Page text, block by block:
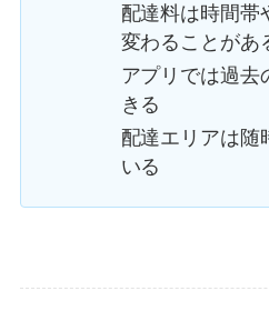
配達料は時間帯
変わることがあ
アプリでは過去
きる
配達エリアは随
いる